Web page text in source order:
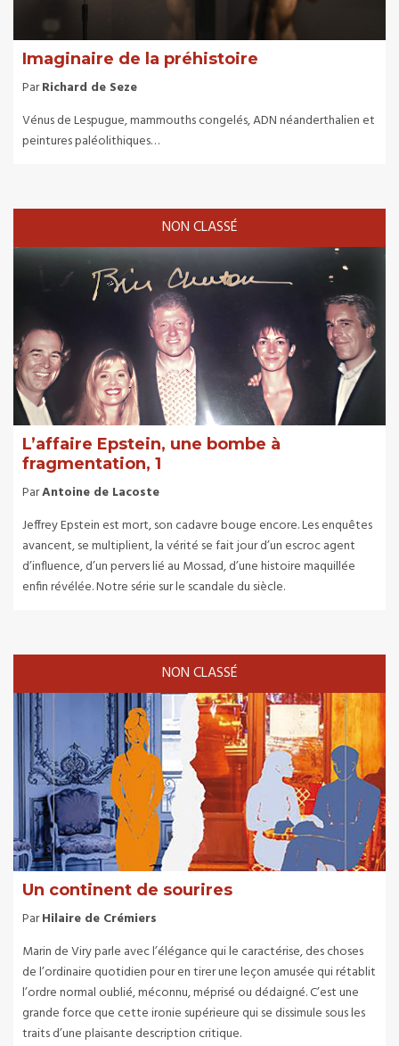
Imaginaire de la préhistoire
ParRichard de Seze
Vénus de Lespugue, mammouths congelés, ADN néanderthalien et
peintures paléolithiques…
NON CLASSÉ
L’affaire Epstein, une bombe à
fragmentation, 1
ParAntoine de Lacoste
Jeffrey Epstein est mort, son cadavre bouge encore. Les enquêtes
avancent, se multiplient, la vérité se fait jour d’un escroc agent
d’influence, d’un pervers lié au Mossad, d’une histoire maquillée
enfin révélée. Notre série sur le scandale du siècle.
NON CLASSÉ
Un continent de sourires
ParHilaire de Crémiers
Marin de Viry parle avec l’élégance qui le caractérise, des choses
de l’ordinaire quotidien pour en tirer une leçon amusée qui rétablit
l’ordre normal oublié, méconnu, méprisé ou dédaigné. C’est une
grande force que cette ironie supérieure qui se dissimule sous les
traits d’une plaisante description critique.